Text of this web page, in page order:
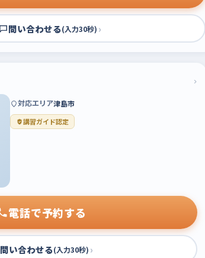
問い合わせる(入力30秒) ›
›
対応エリア津島市
講習ガイド認定
電話で予約する
問い合わせる(入力30秒) ›